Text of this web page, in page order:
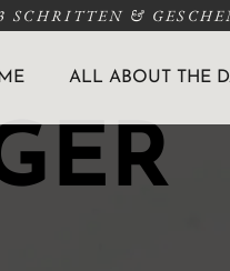
&
ALL ABOUT THE